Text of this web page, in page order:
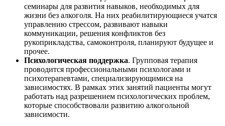
семинары для развития навыков, необходимых для
жизни без алкоголя. На них реабилитирующиеся учатся
управлению стрессом, развивают навыки
коммуникации, решения конфликтов без
рукоприкладства, самоконтроля, планируют будущее и
прочее.
Психологическая поддержка. Групповая терапия
проводится профессиональными психологами и
психотерапевтами, специализирующимися на
зависимостях. В рамках этих занятий пациенты могут
работать над разрешением психологических проблем,
которые способствовали развитию алкогольной
зависимости.